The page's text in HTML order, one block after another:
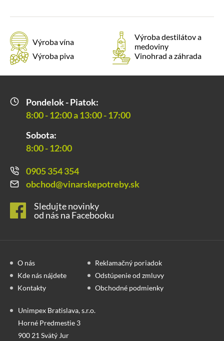
Výroba vína
Výroba destilátov a
medoviny
Výroba piva
Vinohrad a záhrada
Pondelok - Piatok:
8:00 - 12:00 a 13:00 - 17:00
Sobota:
8:00 - 12:00
0905 354 354
obchod@vinarskepotreby.sk
Sledujte novinky
od nás na Facebooku
O nás
Reklamačný poriadok
Kde nás nájdete
Odstúpenie od zmluvy
Kontakty
Obchodné podmienky
Unimpex Bratislava, s.r.o.
Horné Predmestie 3
900 21 Svätý Jur